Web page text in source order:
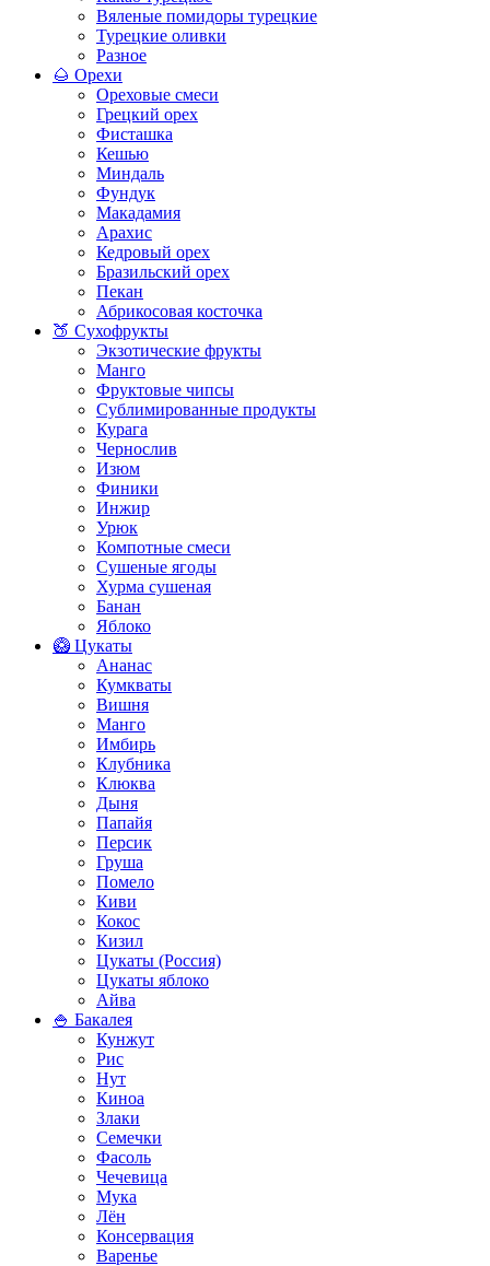
Вяленые помидоры турецкие
Турецкие оливки
Разное
🌰 Орехи
Ореховые смеси
Грецкий орех
Фисташка
Кешью
Миндаль
Фундук
Макадамия
Арахис
Кедровый орех
Бразильский орех
Пекан
Абрикосовая косточка
🍑 Сухофрукты
Экзотические фрукты
Манго
Фруктовые чипсы
Сублимированные продукты
Курага
Чернослив
Изюм
Финики
Инжир
Урюк
Компотные смеси
Сушеные ягоды
Хурма сушеная
Банан
Яблоко
🥝 Цукаты
Ананас
Кумкваты
Вишня
Манго
Имбирь
Клубника
Клюква
Дыня
Папайя
Персик
Груша
Помело
Киви
Кокос
Кизил
Цукаты (Россия)
Цукаты яблоко
Айва
🍚 Бакалея
Кунжут
Рис
Нут
Киноа
Злаки
Семечки
Фасоль
Чечевица
Мука
Лён
Консервация
Варенье